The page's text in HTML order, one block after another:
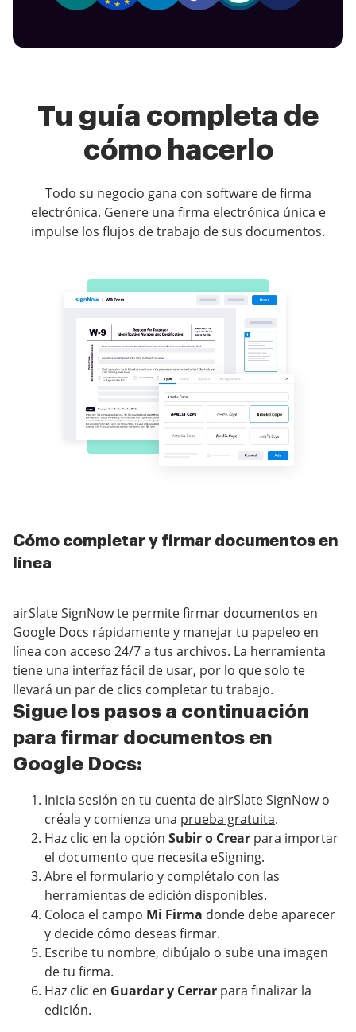
Tu guía completa de
cómo hacerlo
Todo su negocio gana con software de firma
electrónica. Genere una firma electrónica única e
impulse los flujos de trabajo de sus documentos.
Cómo completar y firmar documentos en
línea
airSlate SignNow te permite firmar documentos en
Google Docs rápidamente y manejar tu papeleo en
línea con acceso 24/7 a tus archivos. La herramienta
tiene una interfaz fácil de usar, por lo que solo te
llevará un par de clics completar tu trabajo.
Sigue los pasos a continuación
para firmar documentos en
Google Docs:
Inicia sesión en tu cuenta de airSlate SignNow o
créala y comienza una prueba gratuita.
Haz clic en la opción Subir o Crear para importar
el documento que necesita eSigning.
Abre el formulario y complétalo con las
herramientas de edición disponibles.
Coloca el campo Mi Firma donde debe aparecer
y decide cómo deseas firmar.
Escribe tu nombre, dibújalo o sube una imagen
de tu firma.
Haz clic en Guardar y Cerrar para finalizar la
edición.